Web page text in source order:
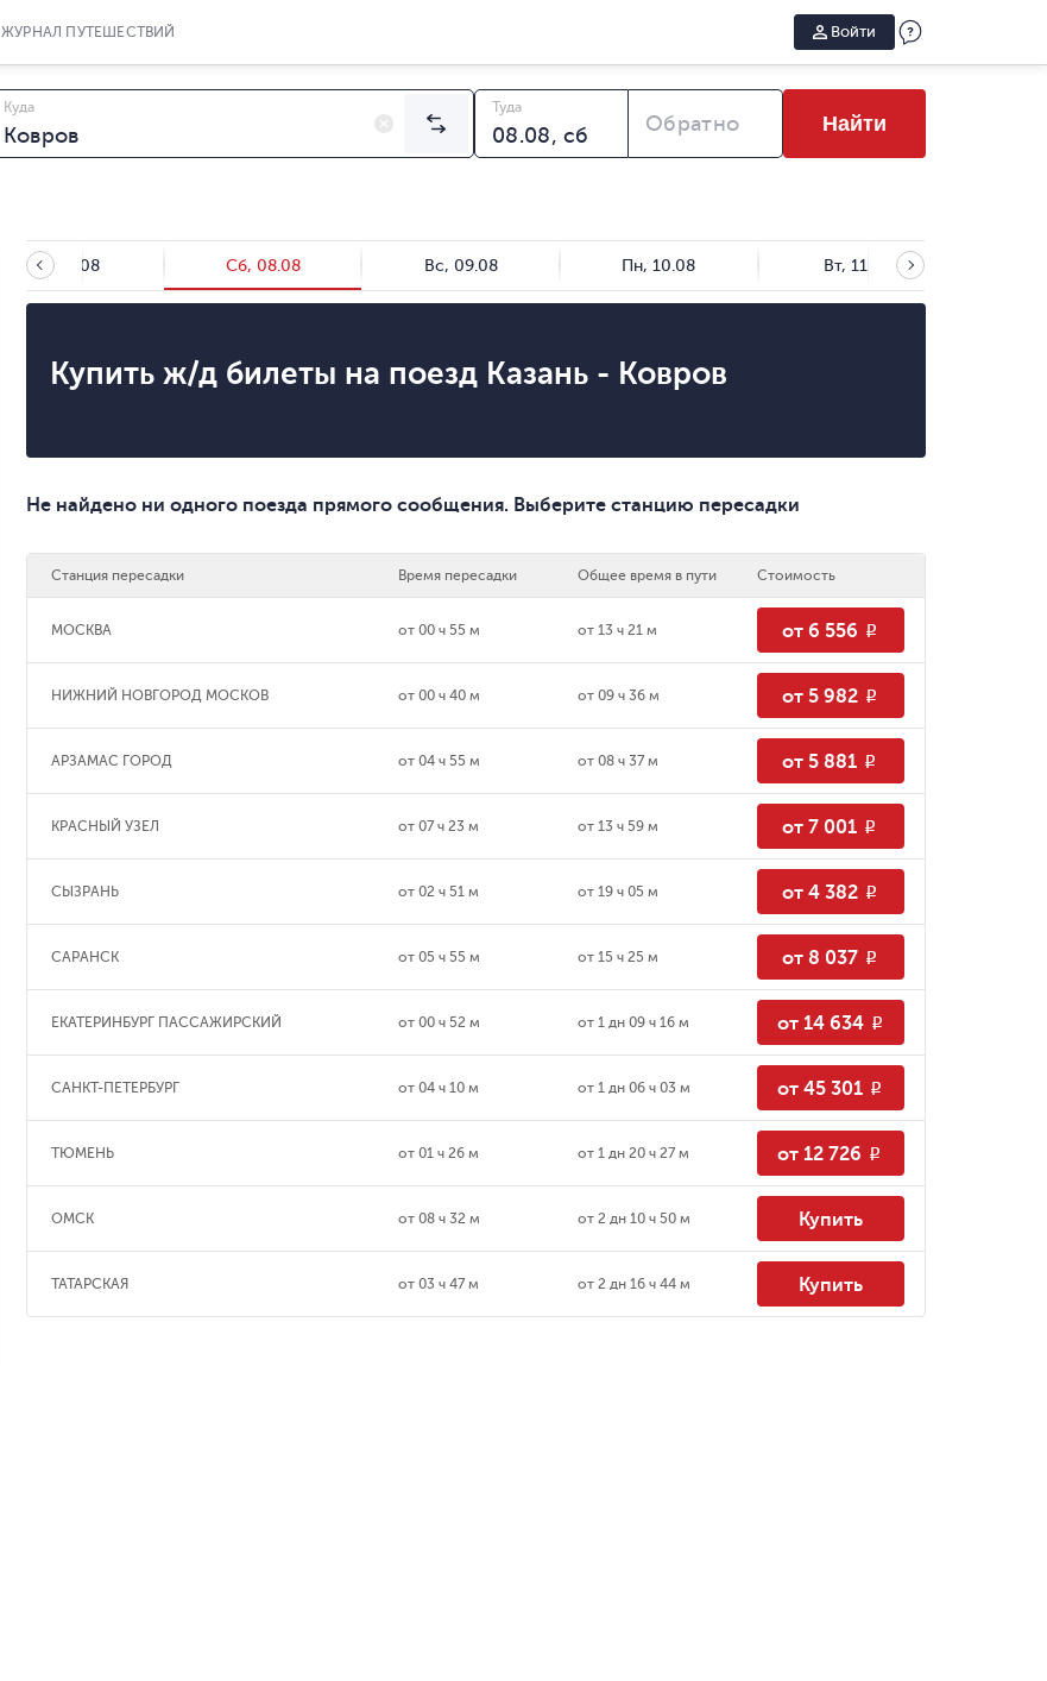
ЖУРНАЛ ПУТЕШЕСТВИЙ Войти
Куда Туда
Обратно Найти
Пт, 07.08 Сб, 08.08 Вс, 09.08 Пн, 10.08 Вт, 11.08
Купить ж/д билеты на поезд Казань - Ковров
Не найдено ни одного поезда прямого сообщения. Выберите станцию пересадки
Станция пересадки Время пересадки Общее время в пути Стоимость
МОСКВА от 00 ч 55 м от 13 ч 21 м от 6 556 R
НИЖНИЙ НОВГОРОД МОСКОВ от 00 ч 40 м от 09 ч 36 м от 5 982 R
АРЗАМАС ГОРОД от 04 ч 55 м от 08 ч 37 м от 5 881 R
КРАСНЫЙ УЗЕЛ от 07 ч 23 м от 13 ч 59 м от 7 001 R
СЫЗРАНЬ от 02 ч 51 м от 19 ч 05 м от 4 382 R
САРАНСК от 05 ч 55 м от 15 ч 25 м от 8 037 R
ЕКАТЕРИНБУРГ ПАССАЖИРСКИЙ от 00 ч 52 м от 1 дн 09 ч 16 м от 14 634 R
САНКТ-ПЕТЕРБУРГ от 04 ч 10 м от 1 дн 06 ч 03 м от 45 301 R
ТЮМЕНЬ от 01 ч 26 м от 1 дн 20 ч 27 м от 12 726 R
ОМСК от 08 ч 32 м от 2 дн 10 ч 50 м Купить
ТАТАРСКАЯ от 03 ч 47 м от 2 дн 16 ч 44 м Купить